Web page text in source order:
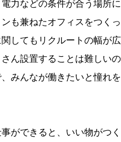
も兼ねたオフィスをつく
してもリクルートの幅が
ん設置することは難しい
みんなが働きたいと憧れ
ができると、いい物がつ